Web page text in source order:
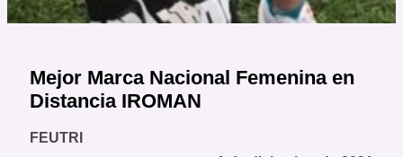
Mejor Marca Nacional Femenina en
Distancia IROMAN
FEUTRI